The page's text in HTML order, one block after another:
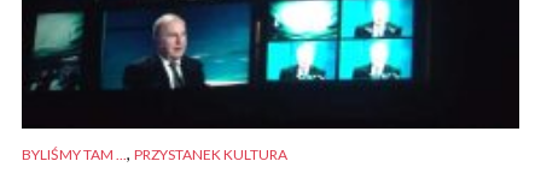
BYLIŚMY TAM ..., PRZYSTANEK KULTURA